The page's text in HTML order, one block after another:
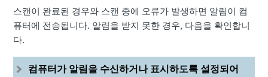
스캔이 완료된 경우와 스캔 중에 오류가 발생하면 알림이 컴
퓨터에 전송됩니다. 알림을 받지 못한 경우, 다음을 확인합니
다.
컴퓨터가 알림을 수신하거나 표시하도록 설정되어